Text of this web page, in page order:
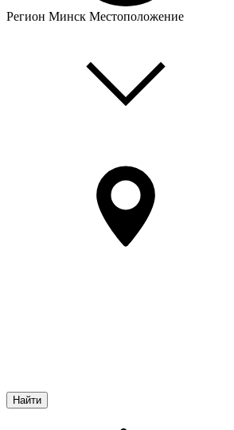
Регион Минск Местоположение